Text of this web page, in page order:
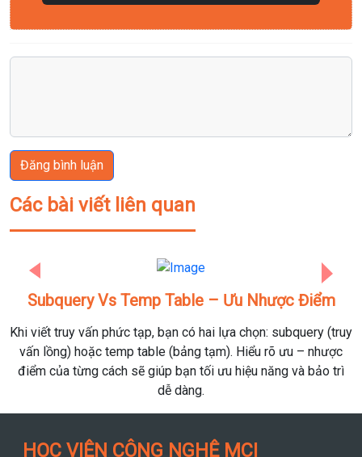
Đăng bình luận
Các bài viết liên quan
Vs Temp Table – Ưu Nhược Điểm
vấn phức tạp, bạn có hai lựa chọn: subquery (truy
hoặc temp table (bảng tạm). Hiểu rõ ưu – nhược
từng cách sẽ giúp bạn tối ưu hiệu năng và bảo trì
Từ SQL
Data
ống” dữ